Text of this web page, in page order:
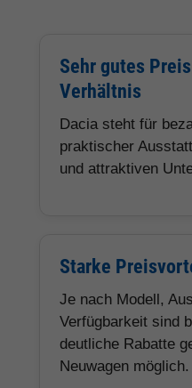
Sehr gutes
Verhältnis
Dacia steht für
praktischer
und attraktiven
Starke
Je nach Modell,
Verfügbarkeit sind
deutliche Rabatte
Neuwagen möglich.